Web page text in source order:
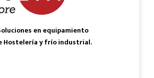
en equipamiento
Hostelería y frío industrial.